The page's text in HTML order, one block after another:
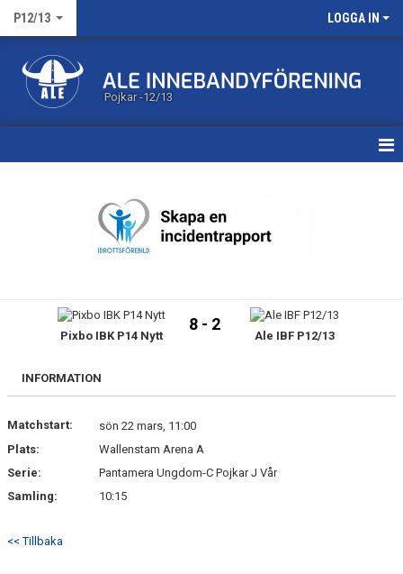
P12/13 LOGGA IN
Pojkar -12/13
BILDGALLERI
DOKUMENT
Pixbo IBK P14 Nytt
8 - 2
Ale IBF P12/13
INFORMATION
Matchstart:
sön 22 mars, 11:00
Plats:
Wallenstam Arena A
Serie:
Pantamera Ungdom-C Pojkar J Vår
Samling:
10:15
<< Tillbaka